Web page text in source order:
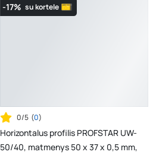
-17% su kortele
0/5 (0)
Horizontalus profilis PROFSTAR UW-
50/40, matmenys 50 x 37 x 0,5 mm,